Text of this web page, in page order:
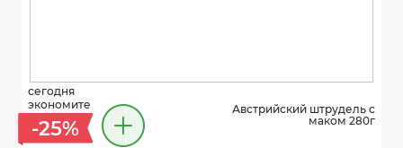
сегодня
экономите
-25%
Австрийский штрудель с
маком 280г